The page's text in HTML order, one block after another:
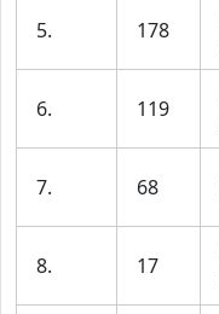
5. 178
6. 119
7. 68
8. 17